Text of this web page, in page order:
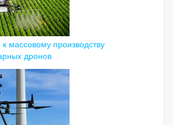
к массовому производству
дронов